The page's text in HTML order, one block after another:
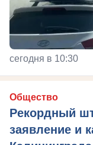
сегодня в 10:30
Общество
Рекордный
заявление и